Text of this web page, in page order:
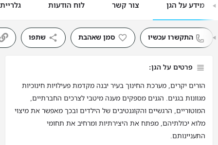
מידע על הגן צור קשר לוח הודעות
התקשרו עכשיו סמן שאהבת שתפו
פרטים על הגן:
הורים יקרים, מערכת החינוך בעיר יבנה מקדמת פעילויות חינוכיות
מגוונות בגנים. הגנים מספקים מענה מיטבי לצרכים החברתיים,
המוטוריים, הרגשיים והקוגנטיבים של הילדים ובכך מאפשר את מיצוי
מלוא יכולתיהם, מפתח את היצירתיות ומרחיב את תחומי
התעניינותם.